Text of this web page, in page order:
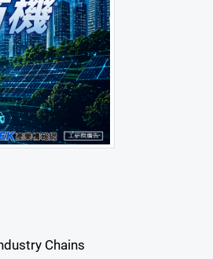
Chains